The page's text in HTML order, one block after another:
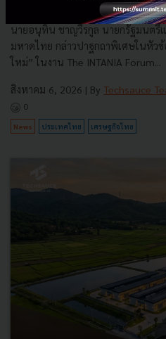
ระบบราชการ เพื่อยกระดับขีดควา
นายอนุทิน ชาญวีรกูล นายกรัฐมนตรีแ
มหาดไทย กล่าวปาฐกถาพิเศษในหัว
ใหม่” ในงาน The INTANIA Forum...
สิงหาคม 6, 2026 | By Techsauce
0
News ประเทศไทย เศรษฐกิจไทย